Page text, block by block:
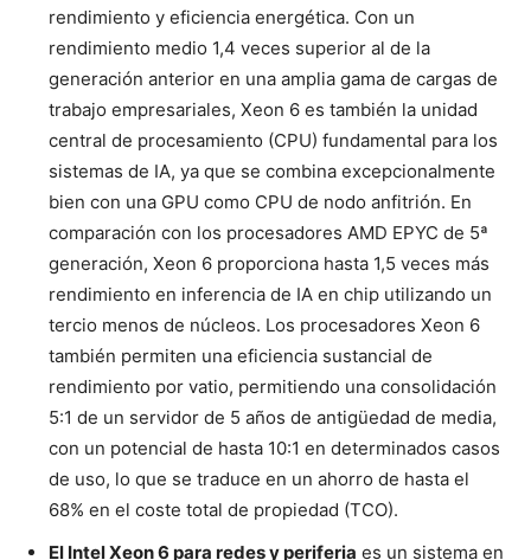
rendimiento y eficiencia energética. Con un
rendimiento medio 1,4 veces superior al de la
generación anterior en una amplia gama de cargas de
trabajo empresariales, Xeon 6 es también la unidad
central de procesamiento (CPU) fundamental para los
sistemas de IA, ya que se combina excepcionalmente
bien con una GPU como CPU de nodo anfitrión. En
comparación con los procesadores AMD EPYC de 5ª
generación, Xeon 6 proporciona hasta 1,5 veces más
rendimiento en inferencia de IA en chip utilizando un
tercio menos de núcleos. Los procesadores Xeon 6
también permiten una eficiencia sustancial de
rendimiento por vatio, permitiendo una consolidación
5:1 de un servidor de 5 años de antigüedad de media,
con un potencial de hasta 10:1 en determinados casos
de uso, lo que se traduce en un ahorro de hasta el
68% en el coste total de propiedad (TCO).
El Intel Xeon 6 para redes y periferia es un sistema en